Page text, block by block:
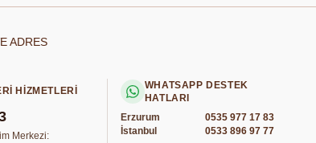
ADRES
HİZMETLERİ
Merkezi:
WHATSAPP DESTEK
HATLARI
Erzurum
0535 977 17 83
İstanbul
0533 896 97 77